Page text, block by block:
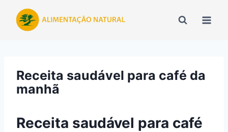
para
Receita saudável para café da
manhã
Receita saudável para café